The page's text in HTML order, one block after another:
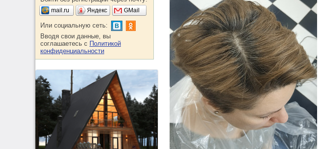
mail.ru Яндекс GMail
Или социальную сеть:
Вводя свои данные, вы
соглашаетесь с Политикой
конфиденциальности